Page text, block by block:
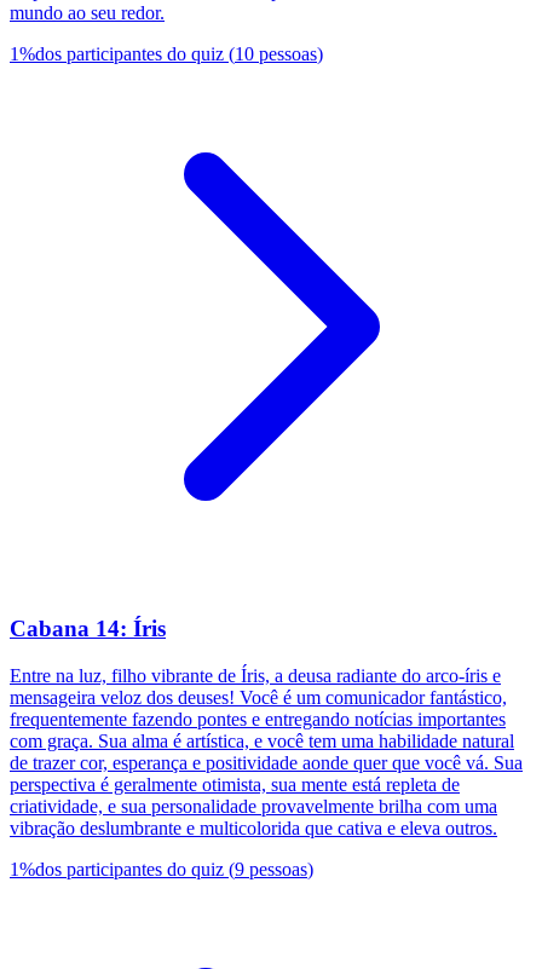
mundo ao seu redor.
1%dos participantes do quiz (10 pessoas)
Cabana 14: Íris
Entre na luz, filho vibrante de Íris, a deusa radiante do arco-íris e
mensageira veloz dos deuses! Você é um comunicador fantástico,
frequentemente fazendo pontes e entregando notícias importantes
com graça. Sua alma é artística, e você tem uma habilidade natural
de trazer cor, esperança e positividade aonde quer que você vá. Sua
perspectiva é geralmente otimista, sua mente está repleta de
criatividade, e sua personalidade provavelmente brilha com uma
vibração deslumbrante e multicolorida que cativa e eleva outros.
1%dos participantes do quiz (9 pessoas)